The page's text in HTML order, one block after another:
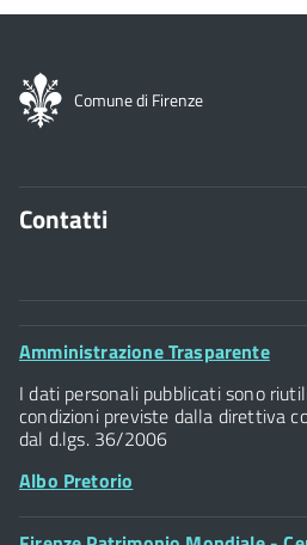
Comune di Firenze
Contatti
Comune di Firenze
Palazzo Vecchio
Piazza della Signoria - 50122,
P.IVA 01307110484
Footer
Amministrazione Trasparente
I dati personali pubblicati sono
condizioni previste dalla direttiva
dal d.lgs. 36/2006
Albo Pretorio